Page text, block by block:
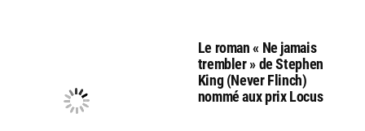
Le roman « Ne jamais
trembler » de Stephen
King (Never Flinch)
nommé aux prix Locus